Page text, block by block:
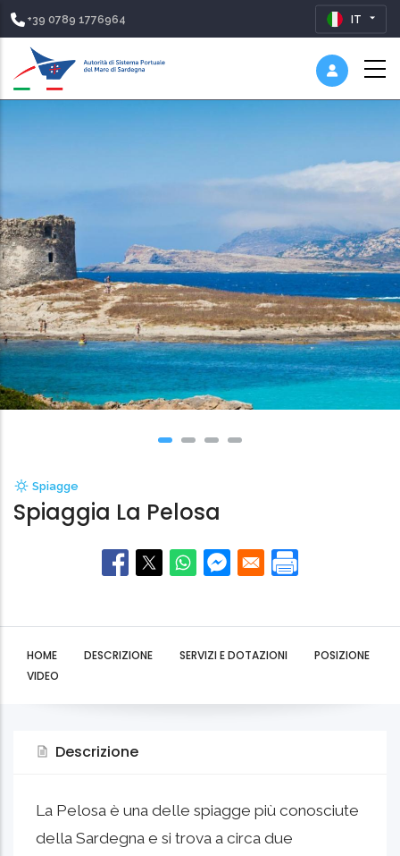
+39 0789 1776964 IT
Spiagge
Spiaggia La Pelosa
HOME DESCRIZIONE SERVIZI E DOTAZIONI
POSIZIONE
VIDEO
Descrizione
La Pelosa è una delle spiagge più conosciute
della Sardegna e si trova a circa due